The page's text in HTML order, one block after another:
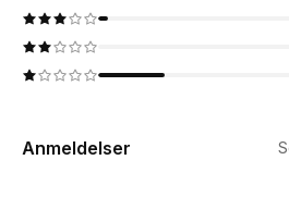
Anmeldelser